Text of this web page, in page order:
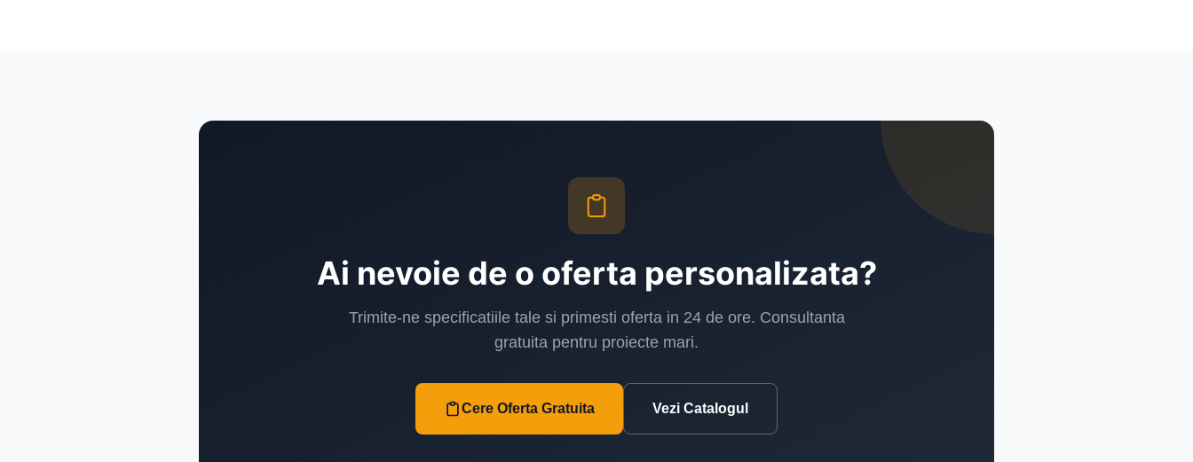
Ai nevoie de o oferta personalizata?
Trimite-ne specificatiile tale si primesti oferta in 24 de ore. Consultanta
gratuita pentru proiecte mari.
Cere Oferta Gratuita Vezi Catalogul